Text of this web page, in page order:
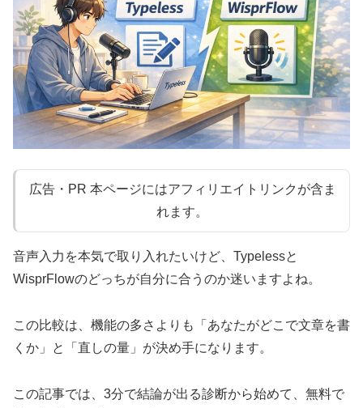
広告・PR 本ページにはアフィリエイトリンクが含ま
れます。
音声入力を本気で取り入れたいけど、Typelessと
WisprFlowのどっちが自分に合うのか迷いますよね。
この比較は、機能の多さよりも「あなたがどこで文章を書
くか」と「直しの量」が決め手になります。
この記事では、3分で結論が出る診断から始めて、無料で